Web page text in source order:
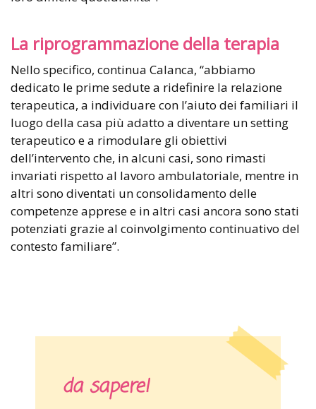
La riprogrammazione della terapia
Nello specifico, continua Calanca, “abbiamo
dedicato le prime sedute a ridefinire la relazione
terapeutica, a individuare con l’aiuto dei familiari il
luogo della casa più adatto a diventare un setting
terapeutico e a rimodulare gli obiettivi
dell’intervento che, in alcuni casi, sono rimasti
invariati rispetto al lavoro ambulatoriale, mentre in
altri sono diventati un consolidamento delle
competenze apprese e in altri casi ancora sono stati
potenziati grazie al coinvolgimento continuativo del
contesto familiare”.
da sapere!